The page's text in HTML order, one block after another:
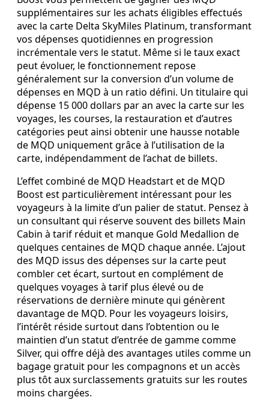
supplémentaires sur les achats éligibles effectués
avec la carte Delta SkyMiles Platinum, transformant
vos dépenses quotidiennes en progression
incrémentale vers le statut. Même si le taux exact
peut évoluer, le fonctionnement repose
généralement sur la conversion d’un volume de
dépenses en MQD à un ratio défini. Un titulaire qui
dépense 15 000 dollars par an avec la carte sur les
voyages, les courses, la restauration et d’autres
catégories peut ainsi obtenir une hausse notable
de MQD uniquement grâce à l’utilisation de la
carte, indépendamment de l’achat de billets.
L’effet combiné de MQD Headstart et de MQD
Boost est particulièrement intéressant pour les
voyageurs à la limite d’un palier de statut. Pensez à
un consultant qui réserve souvent des billets Main
Cabin à tarif réduit et manque Gold Medallion de
quelques centaines de MQD chaque année. L’ajout
des MQD issus des dépenses sur la carte peut
combler cet écart, surtout en complément de
quelques voyages à tarif plus élevé ou de
réservations de dernière minute qui génèrent
davantage de MQD. Pour les voyageurs loisirs,
l’intérêt réside surtout dans l’obtention ou le
maintien d’un statut d’entrée de gamme comme
Silver, qui offre déjà des avantages utiles comme un
bagage gratuit pour les compagnons et un accès
plus tôt aux surclassements gratuits sur les routes
moins chargées.